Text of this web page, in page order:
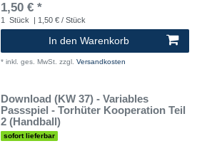
1,50 € *
1 Stück | 1,50 € / Stück
In den Warenkorb
* inkl. ges. MwSt. zzgl. Versandkosten
Download (KW 37) - Variables
Passspiel - Torhüter Kooperation Teil
2 (Handball)
sofort lieferbar